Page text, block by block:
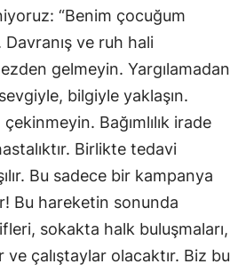
“Benim çocuğum
ve ruh hali
gelmeyin. Yargılamadan
bilgiyle yaklaşın.
Bağımlılık irade
Birlikte tedavi
Bu sadece bir kampanya
Bu hareketin sonunda
sokakta halk buluşmaları,
çalıştaylar olacaktır. Biz bu